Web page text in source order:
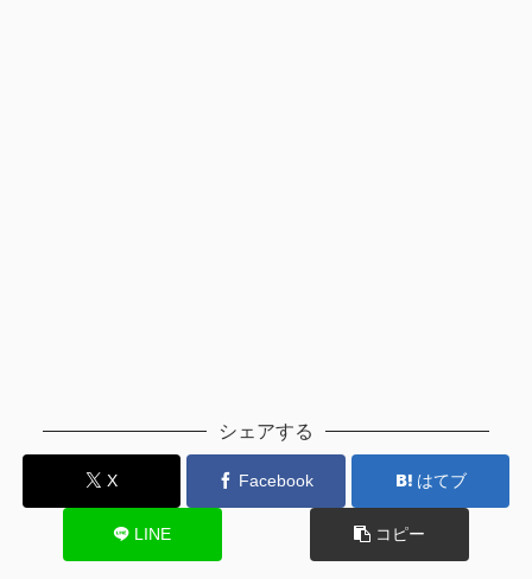
シェアする
X Facebook はてブ
LINE コピー